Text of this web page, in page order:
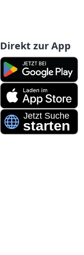
Direkt zur App